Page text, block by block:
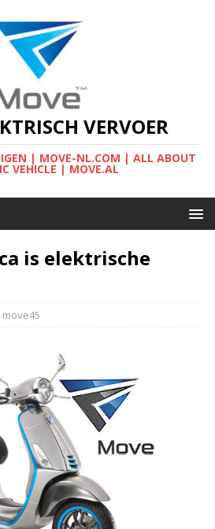
VERVOER
| MOVE-NL.COM | ALL ABOUT
VEHICLE | MOVE.AL
is elektrische
move45